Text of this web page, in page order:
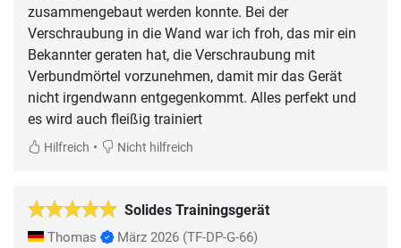
zusammengebaut werden konnte. Bei der
Verschraubung in die Wand war ich froh, das mir ein
Bekannter geraten hat, die Verschraubung mit
Verbundmörtel vorzunehmen, damit mir das Gerät
nicht irgendwann entgegenkommt. Alles perfekt und
es wird auch fleißig trainiert
Hilfreich • Nicht hilfreich
Solides Trainingsgerät
Thomas März 2026 (TF-DP-G-66)